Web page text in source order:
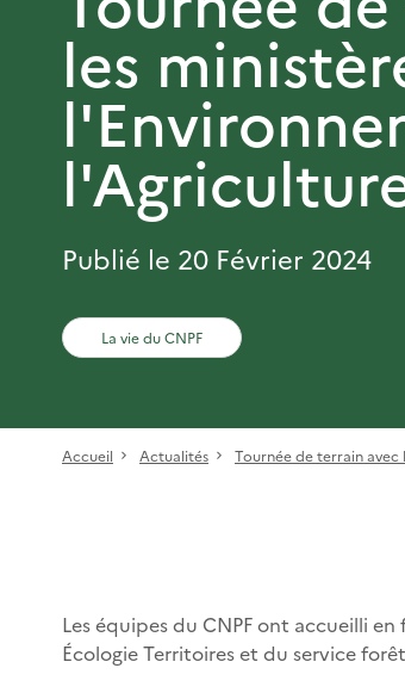
les
Publié le 20 Février 2024
La vie du CNPF
Accueil Actualités Tournée de terrain avec
Les équipes du CNPF ont accueilli
Écologie Territoires et du service